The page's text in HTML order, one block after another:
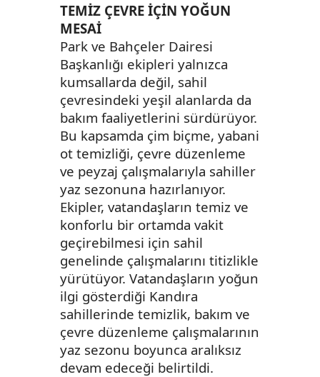
TEMİZ ÇEVRE İÇİN YOĞUN
MESAİ
Park ve Bahçeler Dairesi
Başkanlığı ekipleri yalnızca
kumsallarda değil, sahil
çevresindeki yeşil alanlarda da
bakım faaliyetlerini sürdürüyor.
Bu kapsamda çim biçme, yabani
ot temizliği, çevre düzenleme
ve peyzaj çalışmalarıyla sahiller
yaz sezonuna hazırlanıyor.
Ekipler, vatandaşların temiz ve
konforlu bir ortamda vakit
geçirebilmesi için sahil
genelinde çalışmalarını titizlikle
yürütüyor. Vatandaşların yoğun
ilgi gösterdiği Kandıra
sahillerinde temizlik, bakım ve
çevre düzenleme çalışmalarının
yaz sezonu boyunca aralıksız
devam edeceği belirtildi.